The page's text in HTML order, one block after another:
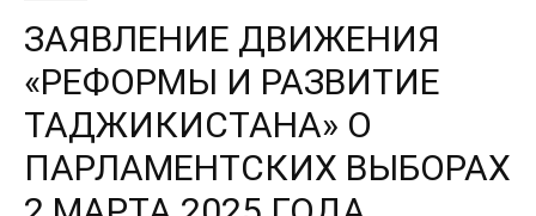
ЗАЯВЛЕНИЕ ДВИЖЕНИЯ
«РЕФОРМЫ И РАЗВИТИЕ
ТАДЖИКИСТАНА» О
ПАРЛАМЕНТСКИХ ВЫБОРАХ